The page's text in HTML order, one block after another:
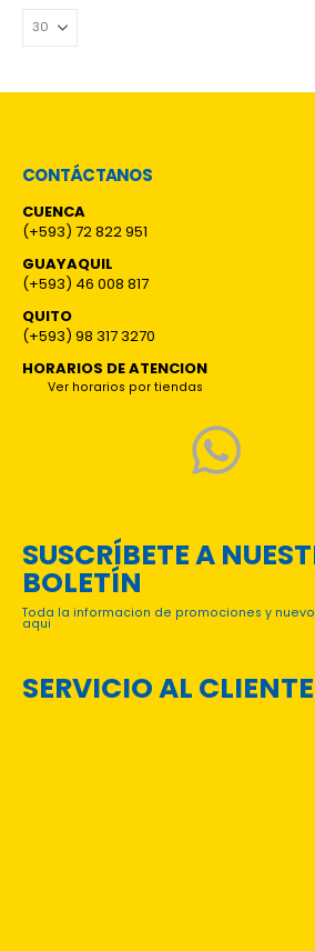
CONTÁCTANOS
CUENCA
(+593) 72 822 951
GUAYAQUIL
(+593) 46 008 817
QUITO
(+593) 98 317 3270
HORARIOS DE ATENCION
Ver horarios por tiendas
SUSCRÍBETE A
BOLETÍN
Toda la informacion de promociones y
aqui
SERVICIO AL CLIENTE